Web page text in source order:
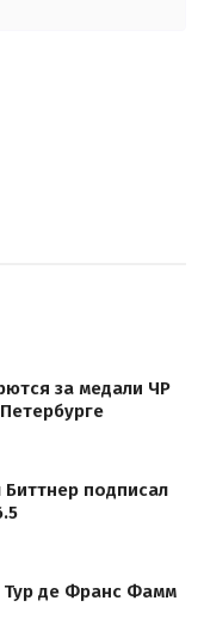
за медали ЧР
подписал
Тур де Франс Фамм